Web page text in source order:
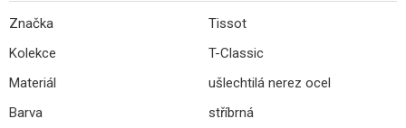
Značka
Tissot
Kolekce
T-Classic
Materiál
ušlechtilá nerez ocel
Barva
stříbrná